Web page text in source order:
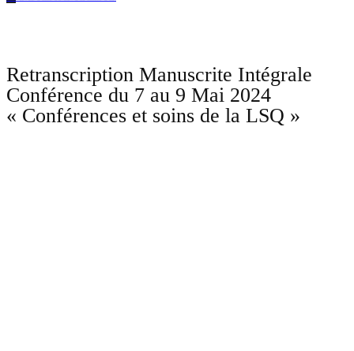
Retranscription Manuscrite Intégrale
Conférence du 7 au 9 Mai 2024
« Conférences et soins de la LSQ »